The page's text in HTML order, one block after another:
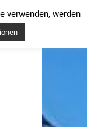
verwenden, werden